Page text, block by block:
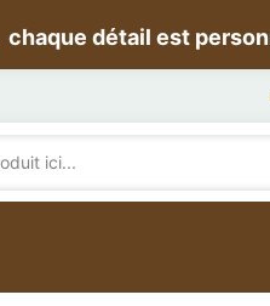
chaque détail est